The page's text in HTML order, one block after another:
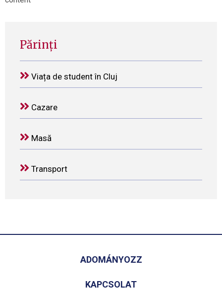
Părinți
Viața de student în Cluj
Cazare
Masă
Transport
ADOMÁNYOZZ
KAPCSOLAT